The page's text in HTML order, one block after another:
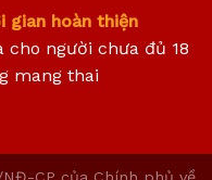
gian hoàn thiện
người chưa đủ 18
mang thai